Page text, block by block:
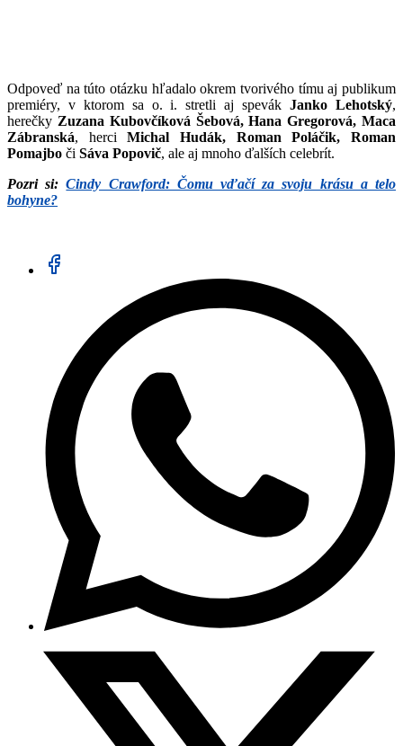
Odpoveď na túto otázku hľadalo okrem tvorivého tímu aj publikum
premiéry, v ktorom sa o. i. stretli aj spevákJanko Lehotský,
herečky Zuzana Kubovčíková Šebová, Hana Gregorová, Maca
Zábranská, herciMichal Hudák, Roman Poláčik, Roman
Pomajbo či Sáva Popovič, ale aj mnoho ďalších celebrít.
Pozri si:Cindy Crawford: Čomu vďačí za svoju krásu a telo
bohyne?